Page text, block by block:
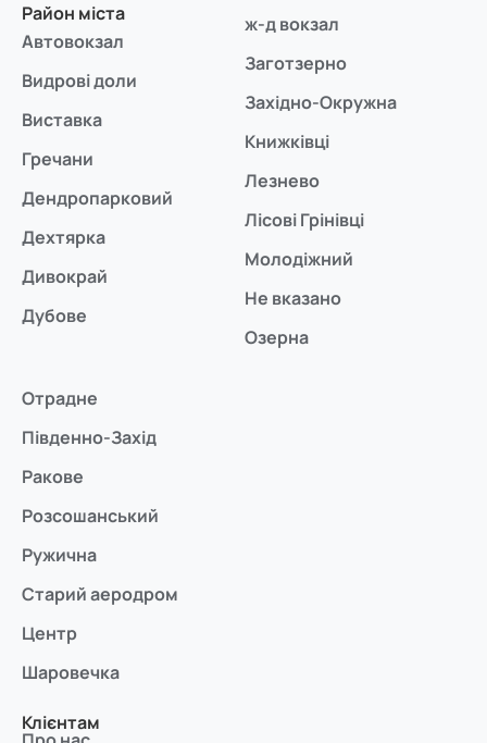
Район міста
Автовокзал
Видрові доли
Виставка
Гречани
Дендропарковий
Дехтярка
Дивокрай
Дубове
ж-д вокзал
Заготзерно
Західно-Окружна
Книжківці
Лезнево
Лісові Грінівці
Молодіжний
Не вказано
Озерна
Отрадне
Південно-Захід
Ракове
Розсошанський
Ружична
Старий аеродром
Центр
Шаровечка
Клієнтам